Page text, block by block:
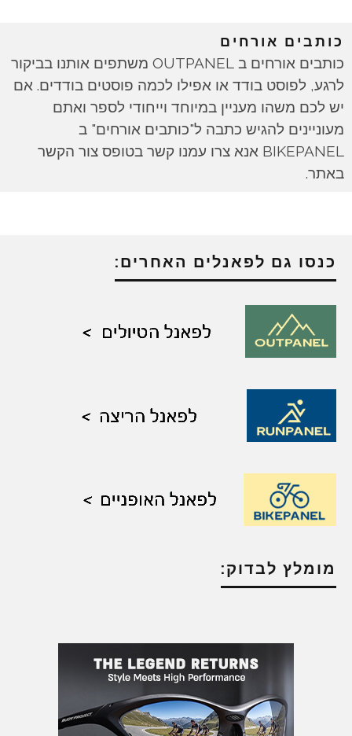
כותבים אורחים
כותבים אורחים ב OUTPANEL משתפים אותנו בביקור
לרגע, לפוסט בודד או אפילו לכמה פוסטים בודדים. אם
יש לכם משהו מעניין במיוחד וייחודי לספר ואתם
מעוניינים להגיש כתבה ל"כותבים אורחים" ב
BIKEPANEL אנא צרו עמנו קשר בטופס צור הקשר
באתר.
כנסו גם לפאנלים האחרים:
מומלץ לבדוק: